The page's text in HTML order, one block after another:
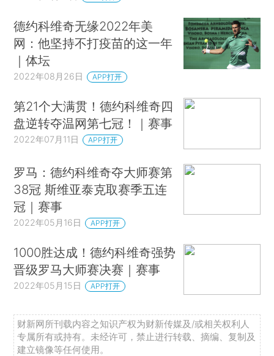
德约科维奇无缘2022年美
网：他坚持不打疫苗的这一年
｜体坛
2022年08月26日 APP打开
第21个大满贯！德约科维奇四
盘逆转夺温网第七冠！｜赛事
2022年07月11日 APP打开
罗马：德约科维奇夺大师赛第
38冠 斯维亚泰克取赛季五连
冠｜赛事
2022年05月16日 APP打开
1000胜达成！德约科维奇强势
晋级罗马大师赛决赛｜赛事
2022年05月15日 APP打开
财新网所刊载内容之知识产权为财新传媒及/或相关权利人
专属所有或持有。未经许可，禁止进行转载、摘编、复制及
建立镜像等任何使用。